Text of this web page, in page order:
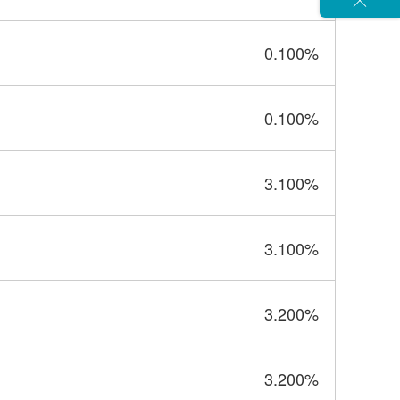
0.100%
0.100%
3.100%
3.100%
3.200%
3.200%
閉じる